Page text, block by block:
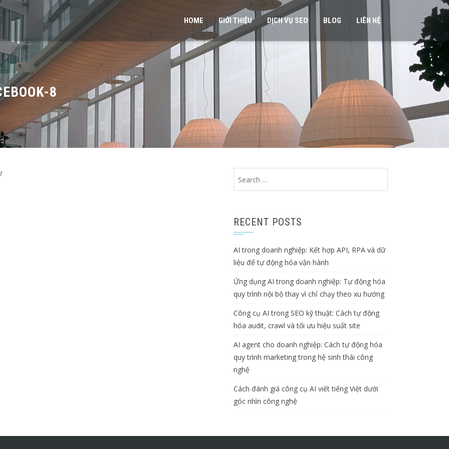
HOME GIỚI THIỆU DỊCH VỤ SEO BLOG LIÊN HỆ
8
RECENT POSTS
AI trong doanh nghiệp: Kết hợp API, RPA và dữ
liệu để tự động hóa vận hành
Ứng dụng AI trong doanh nghiệp: Tự động hóa
quy trình nội bộ thay vì chỉ chạy theo xu hướng
Công cụ AI trong SEO kỹ thuật: Cách tự động
hóa audit, crawl và tối ưu hiệu suất site
AI agent cho doanh nghiệp: Cách tự động hóa
quy trình marketing trong hệ sinh thái công
nghệ
Cách đánh giá công cụ AI viết tiếng Việt dưới
góc nhìn công nghệ